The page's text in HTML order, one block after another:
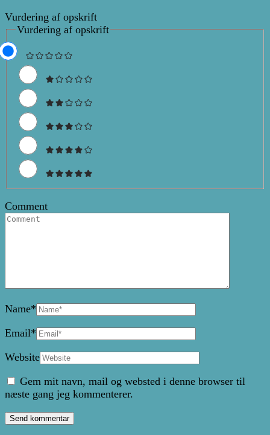
Vurdering af opskrift
Vurdering af opskrift
Comment
Name*
Email*
Website
Gem mit navn, mail og websted i denne browser til
næste gang jeg kommenterer.